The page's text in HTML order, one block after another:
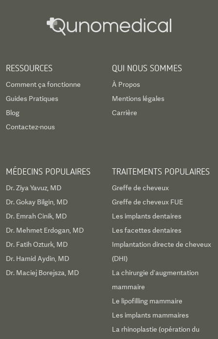
RESSOURCES
Comment ça fonctionne
Guides Pratiques
Blog
Contactez-nous
QUI NOUS SOMMES
À Propos
Mentions légales
Carrière
MÉDECINS POPULAIRES
Dr. Ziya Yavuz, MD
Dr. Gokay Bilgin, MD
Dr. Emrah Cinik, MD
Dr. Mehmet Erdogan, MD
Dr. Fatih Ozturk, MD
Dr. Hamid Aydin, MD
Dr. Maciej Borejsza, MD
TRAITEMENTS POPULAIRES
Greffe de cheveux
Greffe de cheveux FUE
Les implants dentaires
Les facettes dentaires
Implantation directe de cheveux
(DHI)
La chirurgie d’augmentation
mammaire
Le lipofilling mammaire
Les implants mammaires
La rhinoplastie (opération du